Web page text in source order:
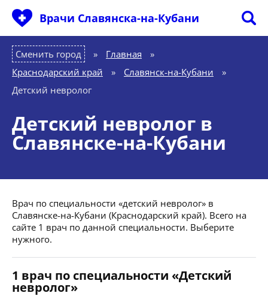
Врачи Славянска-на-Кубани
Сменить город Главная
»
Краснодарский край
» Славянск-на-Кубани
»
Детский невролог
Детский невролог в
Славянске-на-Кубани
Врач по специальности «детский невролог» в
Славянске-на-Кубани (Краснодарский край). Всего на
сайте 1 врач по данной специальности. Выберите
нужного.
1 врач по специальности «Детский
невролог»